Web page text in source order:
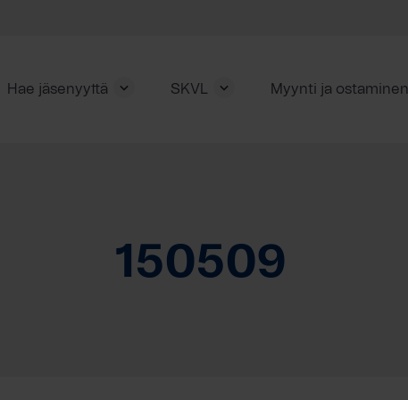
Hae jäsenyyttä SKVL Myynti ja ostaminen
150509